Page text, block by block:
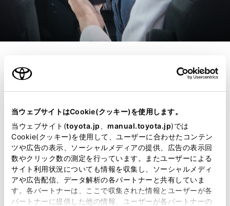
当ウェブサイトはCookie(クッキー)を使用します。
当ウェブサイト(toyota.jp manual.toyota.jp)では
Cookie(クッキー)を使用して、ユーザーに合わせたコンテン
ツや広告の表示、ソーシャルメディアの提供、広告の表示回
数やクリック数の測定を行っています。またユーザーによる
サイト利用状況についても情報を収集し、ソーシャルメディ
アや広告配信、データ解析の各パートナーと共有していま
す。各パートナーは、ここで収集された情報とユーザーが各
パートナーに提供した他の情報、ユーザーが各パートナーの
スマートフォン連携
で、ナビ案内や音楽再
生も快適に。
ディスプレイオーディオとスマート
フォンを接続するだけで、いつもの